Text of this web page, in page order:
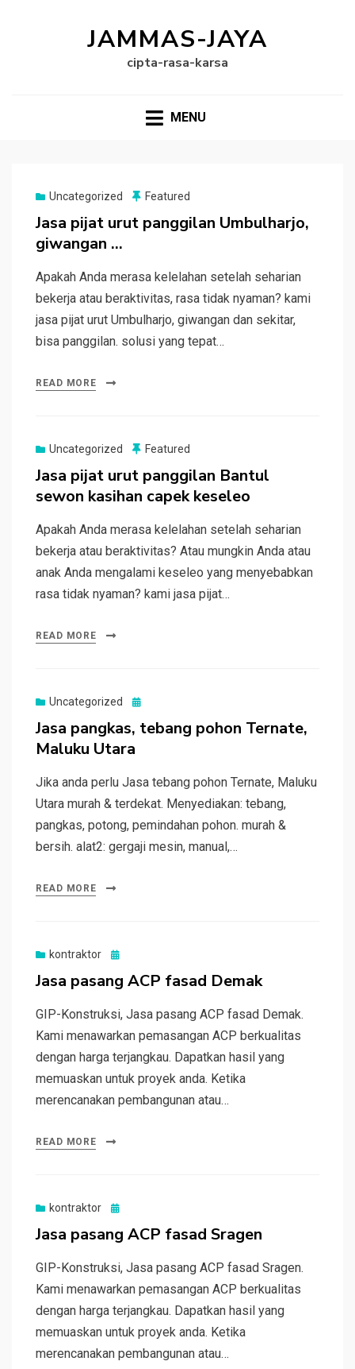
JAMMAS-JAYA
cipta-rasa-karsa
MENU
Uncategorized Featured
Jasa pijat urut panggilan Umbulharjo,
giwangan …
Apakah Anda merasa kelelahan setelah seharian
bekerja atau beraktivitas, rasa tidak nyaman? kami
jasa pijat urut Umbulharjo, giwangan dan sekitar,
bisa panggilan. solusi yang tepat…
READ MORE
Uncategorized Featured
Jasa pijat urut panggilan Bantul
sewon kasihan capek keseleo
Apakah Anda merasa kelelahan setelah seharian
bekerja atau beraktivitas? Atau mungkin Anda atau
anak Anda mengalami keseleo yang menyebabkan
rasa tidak nyaman? kami jasa pijat…
READ MORE
Uncategorized
Posted
Jasa pangkas, tebang pohon Ternate,
Maluku Utara
Jika anda perlu Jasa tebang pohon Ternate, Maluku
Utara murah & terdekat. Menyediakan: tebang,
pangkas, potong, pemindahan pohon. murah &
bersih. alat2: gergaji mesin, manual,…
READ MORE
kontraktor
Posted
Jasa pasang ACP fasad Demak
GIP-Konstruksi, Jasa pasang ACP fasad Demak.
Kami menawarkan pemasangan ACP berkualitas
dengan harga terjangkau. Dapatkan hasil yang
memuaskan untuk proyek anda. Ketika
merencanakan pembangunan atau…
READ MORE
kontraktor
Posted
Jasa pasang ACP fasad Sragen
GIP-Konstruksi, Jasa pasang ACP fasad Sragen.
Kami menawarkan pemasangan ACP berkualitas
dengan harga terjangkau. Dapatkan hasil yang
memuaskan untuk proyek anda. Ketika
merencanakan pembangunan atau…